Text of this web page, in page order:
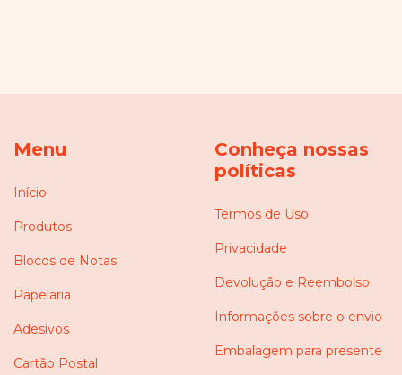
Menu
Início
Produtos
Blocos de Notas
Papelaria
Adesivos
Cartão Postal
Conheça nossas
políticas
Termos de Uso
Privacidade
Devolução e Reembolso
Informações sobre o envio
Embalagem para presente